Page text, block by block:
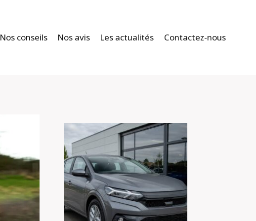
Nos conseils Nos avis Les actualités Contactez-nous